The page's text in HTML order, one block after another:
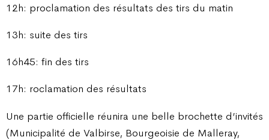
12h: proclamation des résultats des tirs du matin
13h: suite des tirs
16h45: fin des tirs
17h: roclamation des résultats
Une partie officielle réunira une belle brochette d’invités
(Municipalité de Valbirse, Bourgeoisie de Malleray,